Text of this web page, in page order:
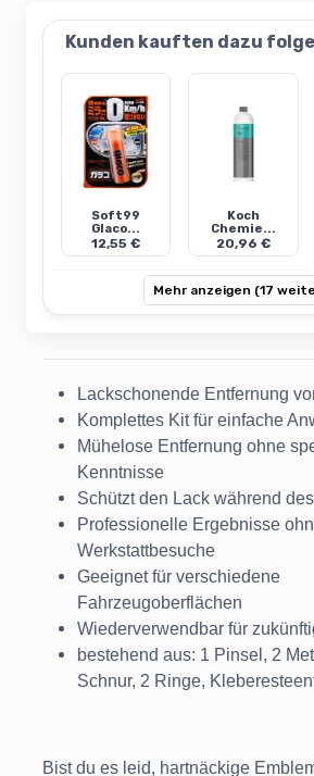
Kunden kauften dazu
Soft99
Glaco...
12,55 €
Koch
Chemie...
20,96 €
Mehr anzeigen (17
Lackschonende Entfernung
Komplettes Kit für einfache
Mühelose Entfernung ohne
Kenntnisse
Schützt den Lack während
Professionelle Ergebnisse
Werkstattbesuche
Geeignet für verschiedene
Fahrzeugoberflächen
Wiederverwendbar für
bestehend aus: 1 Pinsel, 2
Schnur, 2 Ringe,
Bist du es leid, hartnäckige